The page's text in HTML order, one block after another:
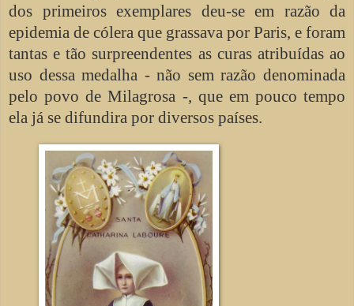
dos primeiros exemplares deu-se em razão da
epidemia de cólera que grassava por Paris, e foram
tantas e tão surpreendentes as curas atribuídas ao
uso dessa medalha - não sem razão denominada
pelo povo de Milagrosa -, que em pouco tempo
ela já se difundira por diversos países.